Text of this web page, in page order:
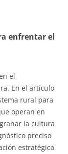
enfrentar el
el
En el artículo
rural para
operan en
la cultura
preciso
estratégica